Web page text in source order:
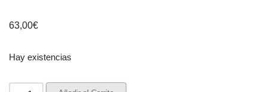
63,00€
Hay existencias